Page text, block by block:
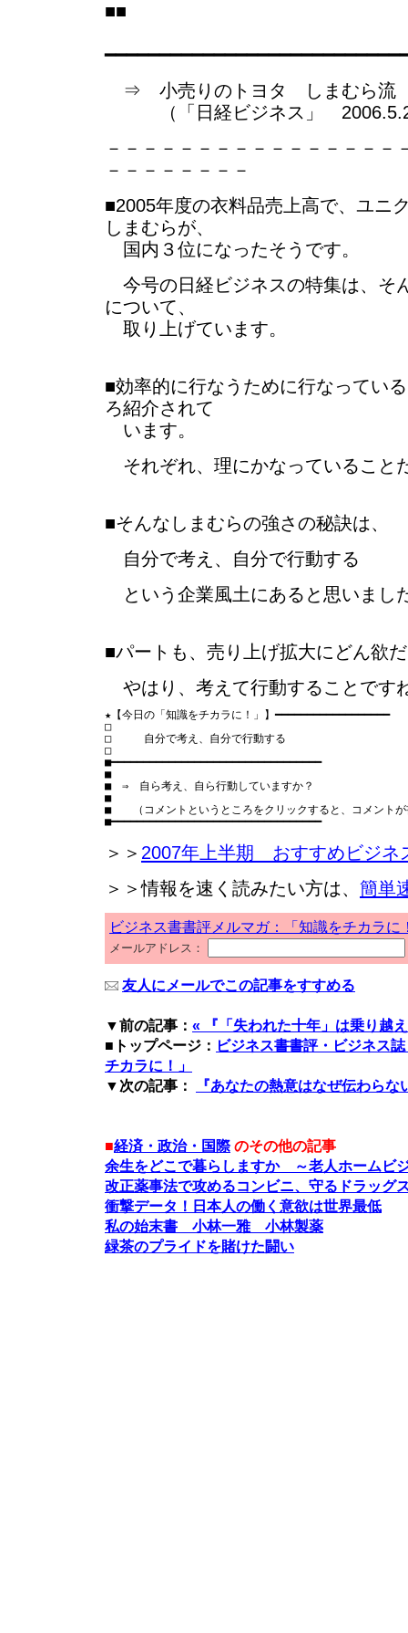
■■
⇒ 小売りのトヨタ しまむら流
（「日経ビジネス」
－－－－－－－－－－－－－－－－
－－－－－－－－
■2005年度の衣料品売上高で、ユニ
しまむらが、
国内３位になったそうです。
今号の日経ビジネスの特集は、そ
について、
取り上げています。
■効率的に行なうために行なってい
ろ紹介されて
います。
それぞれ、理にかなっていること
■そんなしまむらの強さの秘訣は、
自分で考え、自分で行動する
という企業風土にあると思いまし
■パートも、売り上げ拡大にどん欲
やはり、考えて行動することです
★【今日の「知識をチカラに！」】━━━━━━━━━━━━━━━━━━
□　　　自分で考え、自分で行動する
■━━━━━━━━━━━━━━━━━━━━━━━━━━━━━━━━━
■
■　⇒　自ら考え、自ら行動していますか？
■
■　　（コメントというところをクリックすると、コメント
＞＞ 2007年上半期 おすすめビジネ
＞＞情報を速く読みたい方は、 簡単
ビジネス書書評メルマガ：「知識をチカラに
メールアドレス：
友人にメールでこの記事をすすめる
▼前の記事： « 『「失われた十年」は乗り越
■トップページ： ビジネス書書評・ビジネス
チカラに！」
▼次の記事：
『あなたの熱意はなぜ伝わらな
■経済・政治・国際のその他の記事
余生をどこで暮らしますか ～老人ホームビ
改正薬事法で攻めるコンビニ、守るドラッグ
衝撃データ！日本人の働く意欲は世界最低
私の始末書 小林一雅 小林製薬
緑茶のプライドを賭けた闘い